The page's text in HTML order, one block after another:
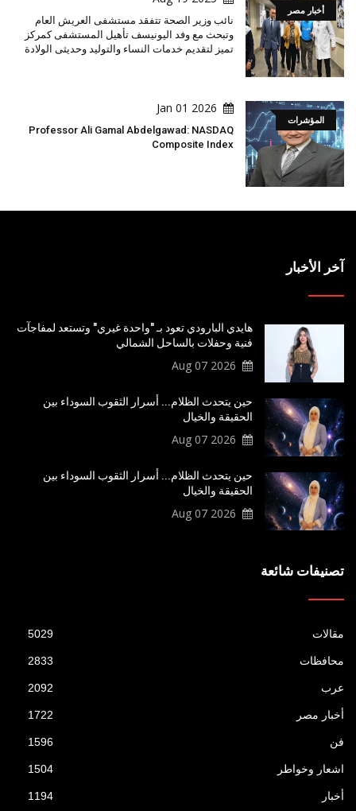
أخبار مصر
نائب وزير الصحة تتفقد مستشفى العريش العام
وتبحث مع وفد اليونيسف تأهيل المستشفى كمركز
تميز لتقديم خدمات النساء والتوليد وحديثى الولادة
المؤشرات
2026 Jan 01
Professor Ali Gamal Abdelgawad: NASDAQ
Composite Index
آخر الأخبار
هايدي البارودي تعود بـ "واحدة غيري" وتستعد لمفاجآت
فنية وحفلات بالساحل الشمالي
2026 Aug 07
حين يتحدث الظلام... أسرار الثقوب السوداء بين
الحقيقة والخيال
2026 Aug 07
حين يتحدث الظلام... أسرار الثقوب السوداء بين
الحقيقة والخيال
2026 Aug 07
تصنيفات شائعة
مقالات 5029
محافظات 2833
عرب 2092
أخبار مصر 1722
فن 1596
اشعار وخواطر 1504
أخبار 1194